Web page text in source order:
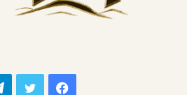
فيسبوك تويتر